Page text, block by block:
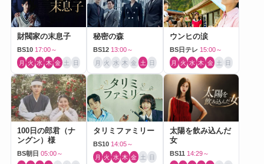
財閥家の末息子
BS10 17:00～
月 火 水 木 金 土 日
秘密の森
BS12 13:00～
月 火 水 木 金 土 日
ウンヒの涙
BS日テレ 15:00～
月 火 水 木 金 土 日
100日の郎君（ナ
ングン）様
BS朝日 05:00～
タリミファミリー
BS10 14:05～
月 火 水 木 金 土 日
太陽を飲み込んだ
女
BS11 14:29～